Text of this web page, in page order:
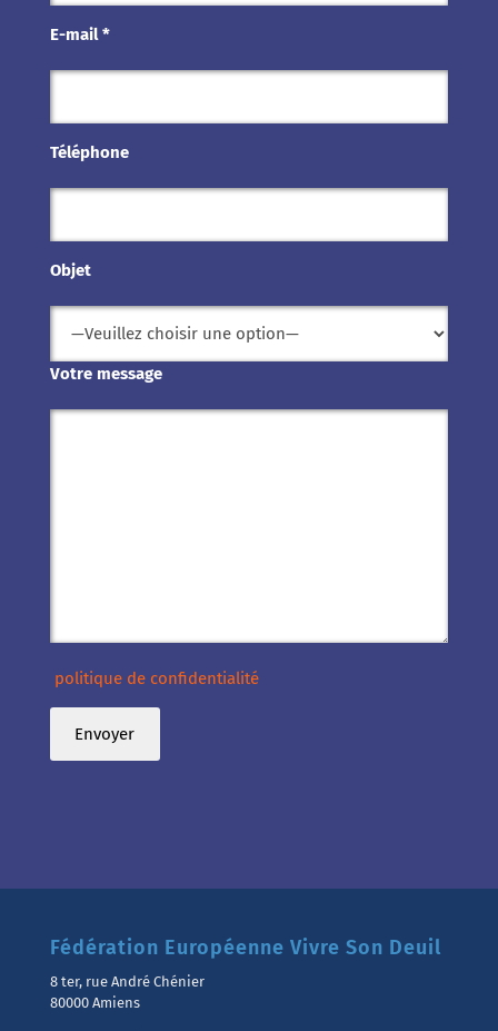
E-mail *
Téléphone
Objet
Votre message
politique de confidentialité
Fédération Européenne Vivre Son Deuil
8 ter, rue André Chénier
80000 Amiens